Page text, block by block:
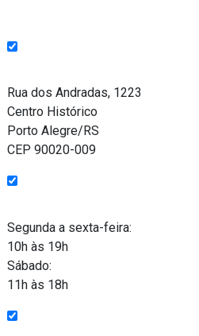
Rua dos Andradas, 1223
Centro Histórico
Porto Alegre/RS
CEP 90020-009
Segunda a sexta-feira:
10h às 19h
Sábado:
11h às 18h